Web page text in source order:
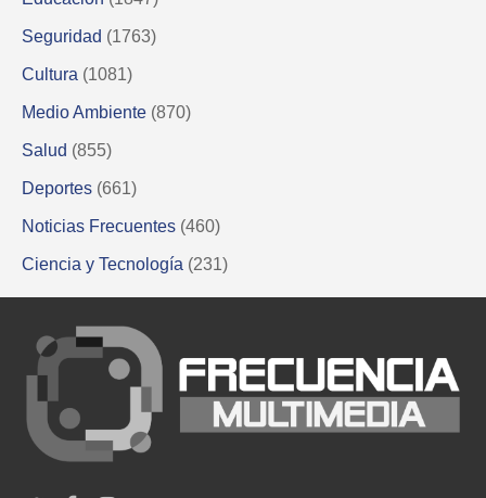
Seguridad (1763)
Cultura (1081)
Medio Ambiente (870)
Salud (855)
Deportes (661)
Noticias Frecuentes (460)
Ciencia y Tecnología (231)